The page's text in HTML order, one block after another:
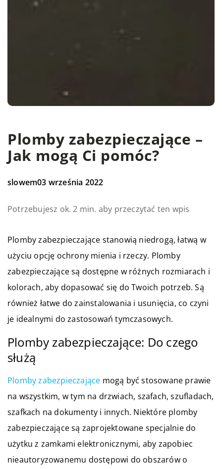
Plomby zabezpieczające –
Jak mogą Ci pomóc?
slowem03 września 2022
Potrzebujesz ok. 2 min. aby przeczytać ten wpis
Plomby zabezpieczające stanowią niedrogą, łatwą w
użyciu opcję ochrony mienia i rzeczy. Plomby
zabezpieczające są dostępne w różnych rozmiarach i
kolorach, aby dopasować się do Twoich potrzeb. Są
również łatwe do zainstalowania i usunięcia, co czyni
je idealnymi do zastosowań tymczasowych.
Plomby zabezpieczające: Do czego
służą
Plomby zabezpieczające mogą być stosowane prawie
na wszystkim, w tym na drzwiach, szafach, szufladach,
szafkach na dokumenty i innych. Niektóre plomby
zabezpieczające są zaprojektowane specjalnie do
użytku z zamkami elektronicznymi, aby zapobiec
nieautoryzowanemu dostępowi do obszarów o